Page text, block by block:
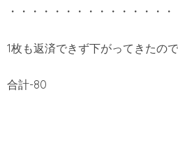
・・・・・・・・・・・・・・・
1枚も返済できず下がってきたの
合計-80